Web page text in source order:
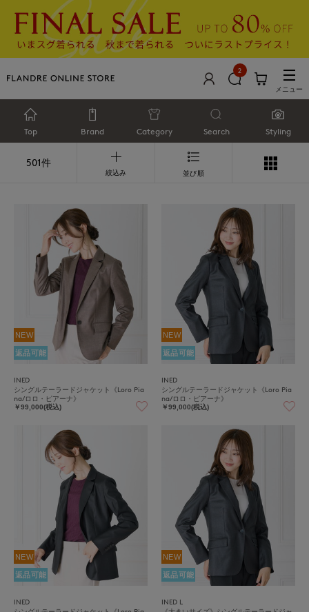
2
メニュー
Top Brand Category Search Styling
501件
絞込み 並び順
NEW
返品可能
INED
シングルテーラードジャケット《Loro Pia
na/ロロ・ピアーナ》
￥99,000(税込)
NEW
返品可能
INED
シングルテーラードジャケット《Loro Pia
na/ロロ・ピアーナ》
￥99,000(税込)
NEW
返品可能
INED
NEW
返品可能
INED L